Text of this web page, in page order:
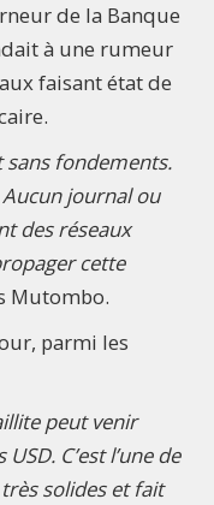
de la Banque
à une rumeur
faisant état de
fondements.
journal ou
des réseaux
cette
Mutombo.
parmi les
peut venir
C’est l’une de
solides et fait